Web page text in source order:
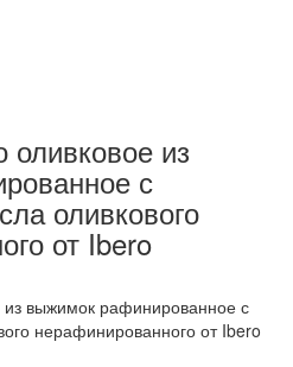
из
с
оливкового
от Ibero
выжимок рафинированное с
нерафинированного от Ibero